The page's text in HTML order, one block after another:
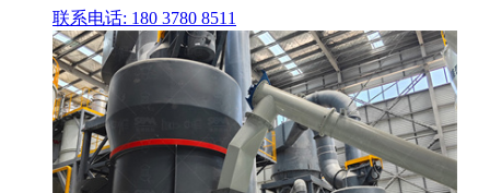
联系电话: 180 3780 8511